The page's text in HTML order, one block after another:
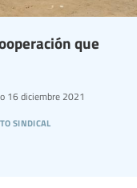
que
sindical
16 diciembre 2021